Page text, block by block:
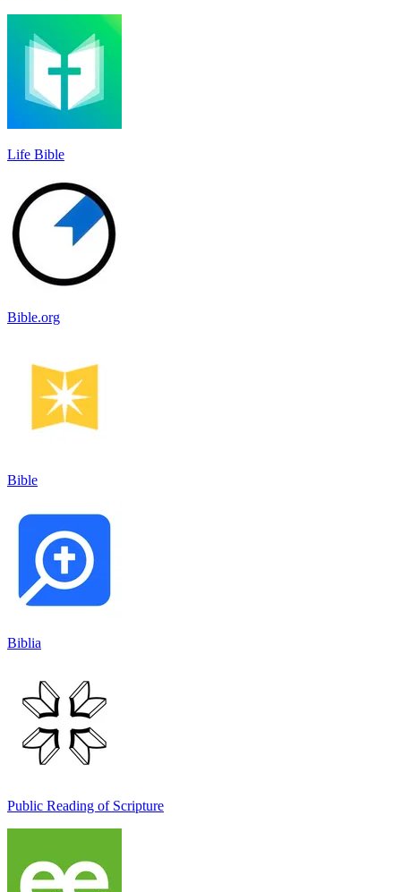
Life Bible
Bible.org
Bible
Biblia
Public Reading of Scripture